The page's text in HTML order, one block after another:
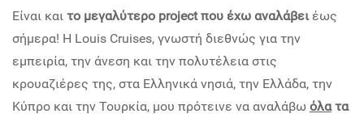
Είναι και το μεγαλύτερο project που έχω αναλάβειέως
σήμερα! Η Louis Cruises, γνωστή διεθνώς για την
εμπειρία, την άνεση και την πολυτέλεια στις
κρουαζιέρες της, στα Ελληνικά νησιά, την Ελλάδα, την
Κύπρο και την Τουρκία, μου πρότεινε να αναλάβω όλατα